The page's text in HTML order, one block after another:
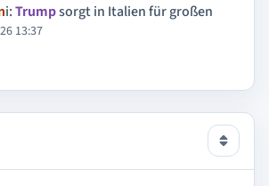
i:Trumpsorgt in Italien für großen
13:37